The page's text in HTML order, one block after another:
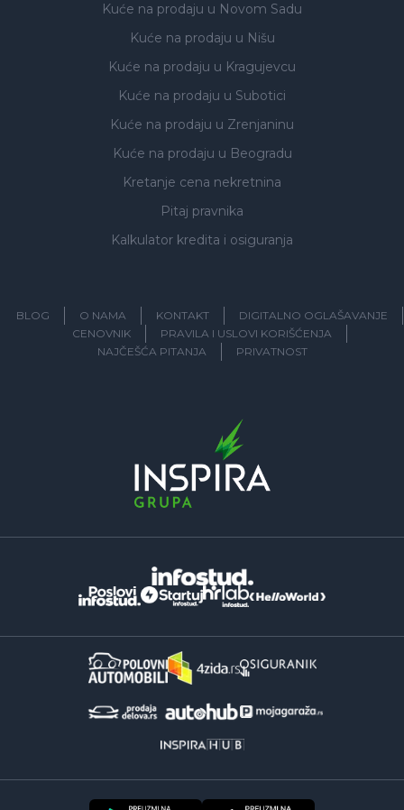
Kuće na prodaju u Novom Sadu
Kuće na prodaju u Nišu
Kuće na prodaju u Kragujevcu
Kuće na prodaju u Subotici
Kuće na prodaju u Zrenjaninu
Kuće na prodaju u Beogradu
Kretanje cena nekretnina
Pitaj pravnika
Kalkulator kredita i osiguranja
BLOG O NAMA KONTAKT
DIGITALNO OGLAŠAVANJE
CENOVNIK
PRAVILA I USLOVI KORIŠĆENJA
NAJČEŠĆA PITANJA
PRIVATNOST